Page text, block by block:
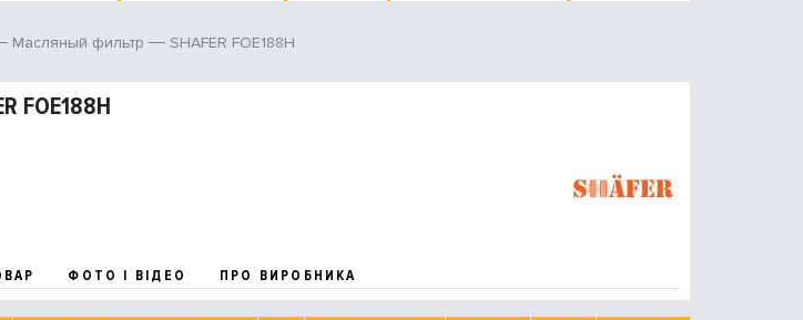
Масляный фильтр SHAFER FOE188H
FOE188H
ФОТО І ВІДЕО ПРО ВИРОБНИКА